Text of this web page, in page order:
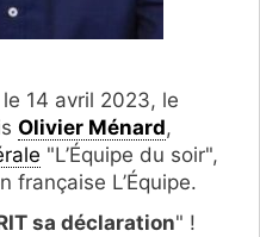
14 avril 2023, le
Olivier Ménard,
"L’Équipe du soir",
française L’Équipe.
sa déclaration" !